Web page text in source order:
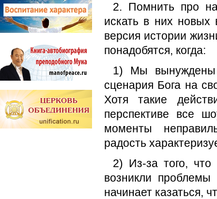
2. Помнить про
искать в них новых
версия истории
понадобятся, когда:
1) Мы вынуждены
сценария Бога на
Хотя такие
перспективе все
моменты
радость
2) Из-за того,
возникли
начинает казаться,